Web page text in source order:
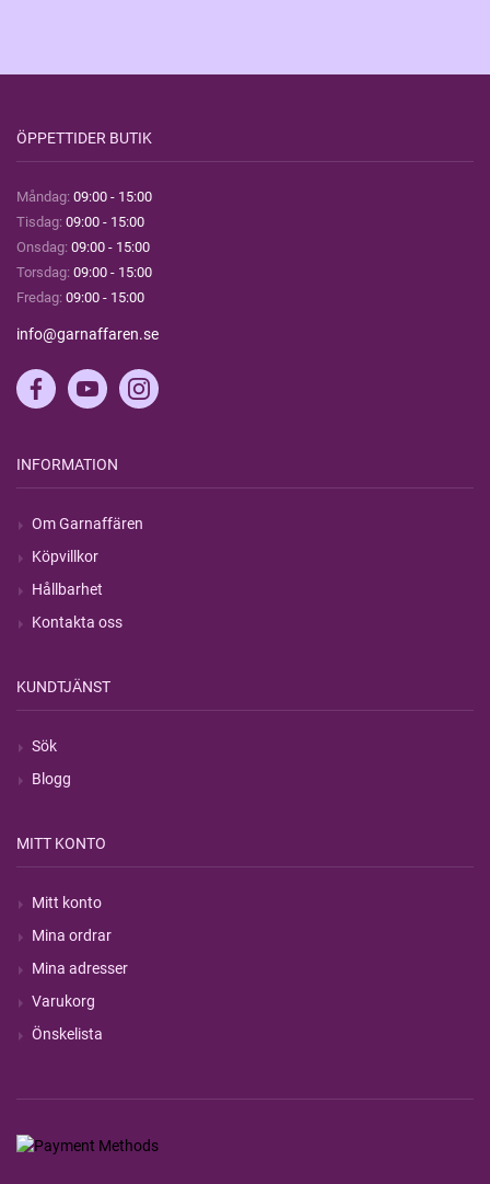
ÖPPETTIDER BUTIK
Måndag: 09:00 - 15:00
Tisdag: 09:00 - 15:00
Onsdag: 09:00 - 15:00
Torsdag: 09:00 - 15:00
Fredag: 09:00 - 15:00
info@garnaffaren.se
INFORMATION
Om Garnaffären
Köpvillkor
Hållbarhet
Kontakta oss
KUNDTJÄNST
Sök
Blogg
MITT KONTO
Mitt konto
Mina ordrar
Mina adresser
Varukorg
Önskelista